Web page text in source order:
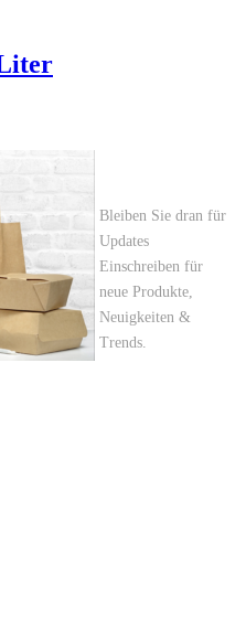
Bleiben Sie dran für
Updates
Einschreiben für
neue Produkte,
Neuigkeiten &
Trends.